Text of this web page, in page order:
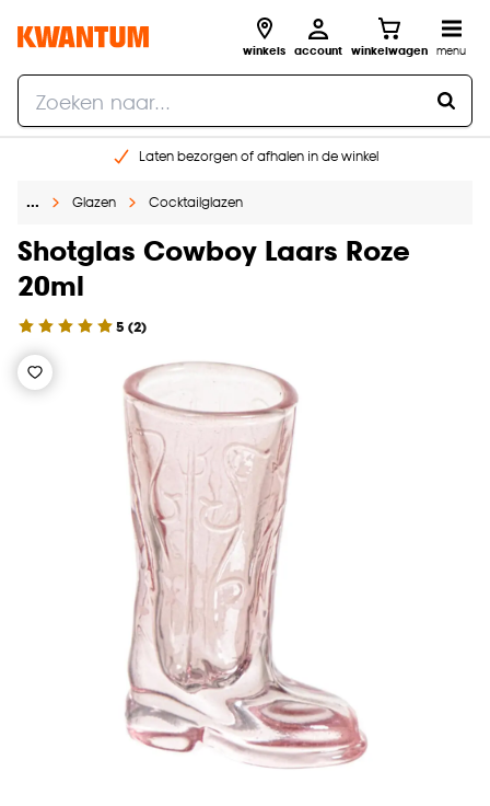
winkels account winkelwagen menu
Laten bezorgen of afhalen in de winkel
Gratis raam advies en inmeten aan huis
… Glazen Cocktailglazen
Shotglas Cowboy Laars Roze
20ml
5 (2)